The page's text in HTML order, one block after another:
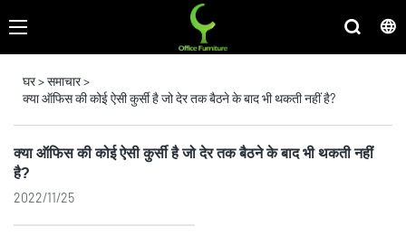
घर>समाचार>
क्या ऑफिस की कोई ऐसी कुर्सी है जो देर तक बैठने के बाद भी थकती नहीं है?
क्या ऑफिस की कोई ऐसी कुर्सी है जो देर तक बैठने के बाद भी थकती नहीं
है?
2022/11/25